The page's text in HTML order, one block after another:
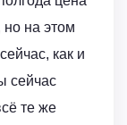
но на этом
как и
сейчас
те же